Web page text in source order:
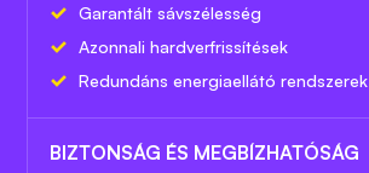
Garantált sávszélesség
Azonnali hardverfrissítések
Redundáns energiaellátó rendszerek
BIZTONSÁG ÉS MEGBÍZHATÓSÁG